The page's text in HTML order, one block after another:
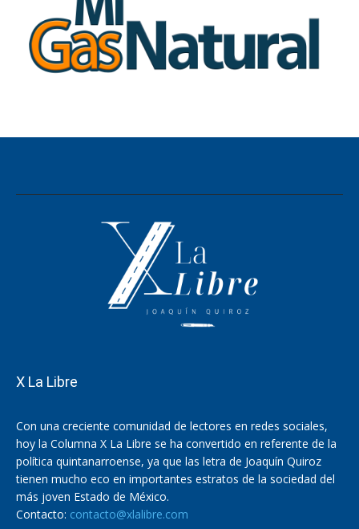
X La Libre
Con una creciente comunidad de lectores en redes sociales,
hoy la Columna X La Libre se ha convertido en referente de la
política quintanarroense, ya que las letra de Joaquín Quiroz
tienen mucho eco en importantes estratos de la sociedad del
más joven Estado de México.
Contacto: contacto@xlalibre.com